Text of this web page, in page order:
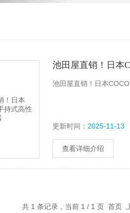
池田屋直销！日本
池田屋直销！日本
更新时间： 2025-11-13
查看详细介绍
共 1 条记录，当前 1 / 1 页 首页